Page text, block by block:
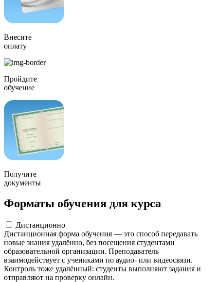
Внесите
оплату
Пройдите
обучение
Получите
документы
Форматы обучения для курса
Дистанционно
Дистанционная форма обучения — это способ передавать
новые знания удалённо, без посещения студентами
образовательной организации. Преподаватель
взаимодействует с учениками по аудио- или видеосвязи.
Контроль тоже удалённый: студенты выполняют задания и
отправляют на проверку онлайн.